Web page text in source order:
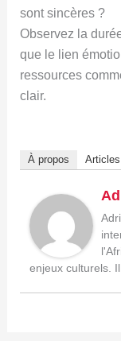
sont sincères ?
Observez la
que le lien
ressources
clair.
À propos
enjeux culturels.